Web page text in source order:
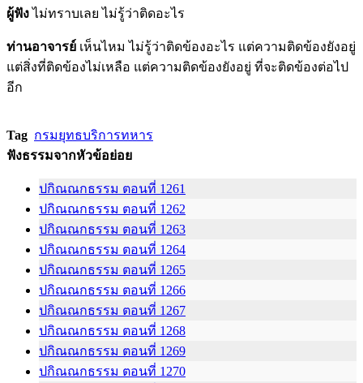
ผู้ฟังไม่ทราบเลย ไม่รู้ว่าติดอะไร
ท่านอาจารย์ เห็นไหม ไม่รู้ว่าติดข้องอะไร แต่ความติดข้องยังอยู่
แต่สิ่งที่ติดข้องไม่เหลือ แต่ความติดข้องยังอยู่ ที่จะติดข้องต่อไป
อีก
Tag กรมยุทธบริการทหาร
ฟังธรรมจากหัวข้อย่อย
ปกิณณกธรรม ตอนที่ 1261
ปกิณณกธรรม ตอนที่ 1262
ปกิณณกธรรม ตอนที่ 1263
ปกิณณกธรรม ตอนที่ 1264
ปกิณณกธรรม ตอนที่ 1265
ปกิณณกธรรม ตอนที่ 1266
ปกิณณกธรรม ตอนที่ 1267
ปกิณณกธรรม ตอนที่ 1268
ปกิณณกธรรม ตอนที่ 1269
ปกิณณกธรรม ตอนที่ 1270